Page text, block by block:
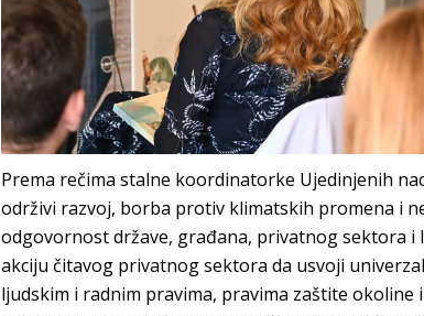
Prema rečima stalne koordinatorke Ujedinjenih
održivi razvoj, borba protiv klimatskih promena i
odgovornost države, građana, privatnog sektora i
akciju čitavog privatnog sektora da usvoji
ljudskim i radnim pravima, pravima zaštite